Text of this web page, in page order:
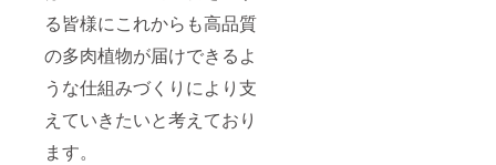
る皆様にこれからも高品質
の多肉植物が届けできるよ
うな仕組みづくりにより支
えていきたいと考えており
ます。